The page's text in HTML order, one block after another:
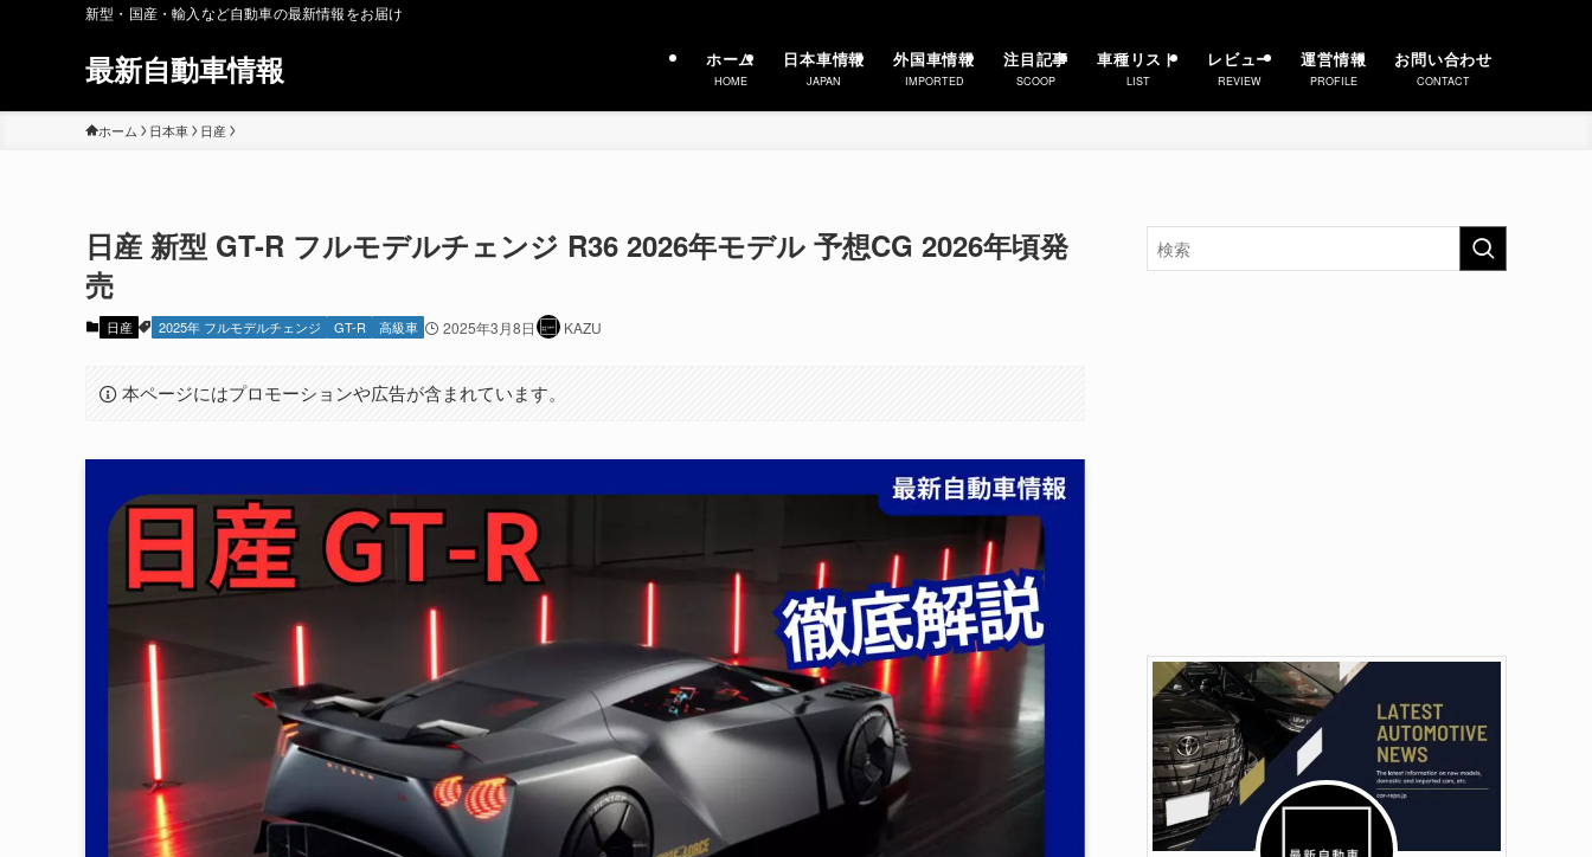
新型・国産・輸入など自動車の最新情報をお届け
最新自動車情報 ホーム
HOME
日本車情報
JAPAN
外国車情報
IMPORTED
注目記事
SCOOP
車種リスト
LIST
レビュー
REVIEW
運営情報
PROFILE
お問い合わせ
CONTACT
ホーム 日本車 日産
日産 新型 GT-R フルモデルチェンジ R36 2026年モデル 予想CG 2026年頃発
売
日産 2025年 フルモデルチェンジ GT-R 高級車 2025年3月8日 KAZU
本ページにはプロモーションや広告が含まれています。